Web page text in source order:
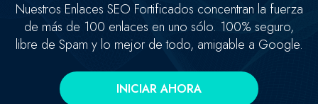
Nuestros Enlaces SEO Fortificados concentran la fuerza
de más de 100 enlaces en uno sólo. 100% seguro,
libre de Spam y lo mejor de todo, amigable a Google.
INICIAR AHORA